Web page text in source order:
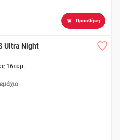
Προσθήκη
Ultra Night
16τεμ.